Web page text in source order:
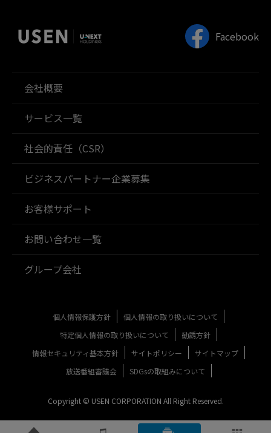
Facebook
会社概要
サービス一覧
社会的責任（CSR）
ビジネスパートナー企業募集
お客様サポート
お問い合わせ一覧
グループ会社
個人情報保護方針
個人情報の取り扱いについて
特定個人情報の取り扱いについて
勧誘方針
情報セキュリティ基本方針
サイトポリシー
サイトマップ
放送番組審議会
SDGsの取組みについて
Copyright © USEN CORPORATION All Right Reserved.